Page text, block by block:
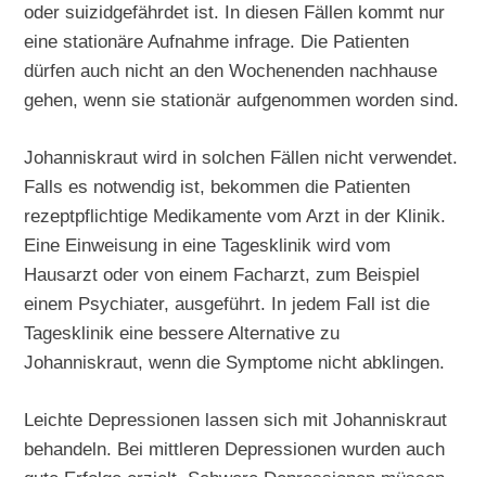
oder suizidgefährdet ist. In diesen Fällen kommt nur
eine stationäre Aufnahme infrage. Die Patienten
dürfen auch nicht an den Wochenenden nachhause
gehen, wenn sie stationär aufgenommen worden sind.
Johanniskraut wird in solchen Fällen nicht verwendet.
Falls es notwendig ist, bekommen die Patienten
rezeptpflichtige Medikamente vom Arzt in der Klinik.
Eine Einweisung in eine Tagesklinik wird vom
Hausarzt oder von einem Facharzt, zum Beispiel
einem Psychiater, ausgeführt. In jedem Fall ist die
Tagesklinik eine bessere Alternative zu
Johanniskraut, wenn die Symptome nicht abklingen.
Leichte Depressionen lassen sich mit Johanniskraut
behandeln. Bei mittleren Depressionen wurden auch